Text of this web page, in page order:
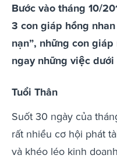
Bước vào tháng 10/
3 con giáp hồng
nạn”, những con
ngay những việc dưới
Tuổi Thân
Suốt 30 ngày của
rất nhiều cơ hội phát
và khéo léo kinh